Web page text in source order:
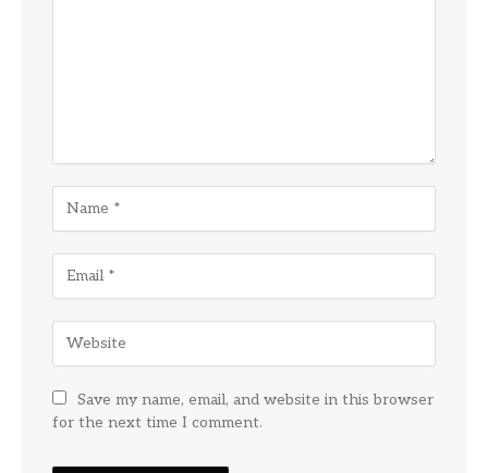
Save my name, email, and website in this browser
for the next time I comment.